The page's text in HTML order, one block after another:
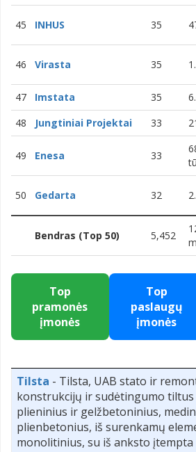
45 INHUS 35
46 Virasta 35
47
Imstata 35
48
Jungtiniai Projektai 33
49 Enesa 33
50 Gedarta 32
Bendras (Top 50) 5,452
Top
pramonės
įmonės
Top
paslaugų
įmonės
Tilsta - Tilsta, UAB stato ir
konstrukcijų ir sudėtingumo tiltus
plieninius ir gelžbetoninius,
plienbetonius, iš surenkamų
monolitinius, su iš anksto